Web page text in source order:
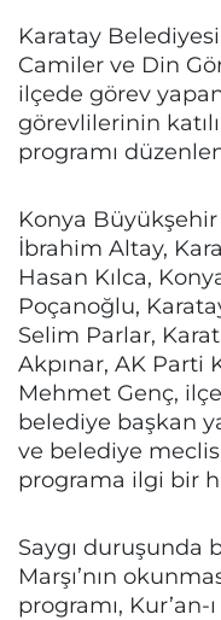
Karatay
Camiler ve Din
ilçede görev
görevlilerinin
programı
Konya
İbrahim Altay,
Hasan Kılca,
Poçanoğlu,
Selim Parlar,
Akpınar, AK Parti
Mehmet Genç,
belediye başkan
ve belediye
programa ilgi bir
Saygı duruşunda
Marşı’nın
programı,